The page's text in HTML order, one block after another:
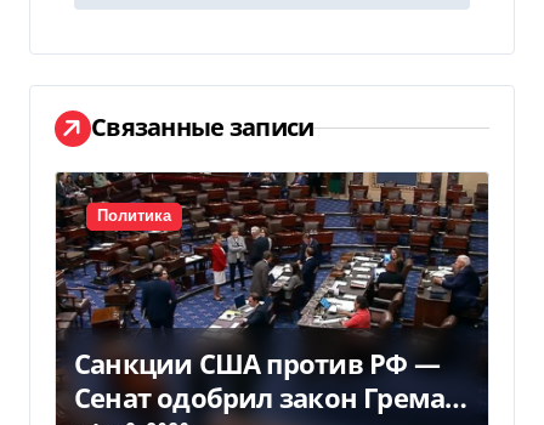
и
г
а
ц
и
я
п
о
Связанные записи
Политика
Санкции США против РФ —
Сенат одобрил закон Грема